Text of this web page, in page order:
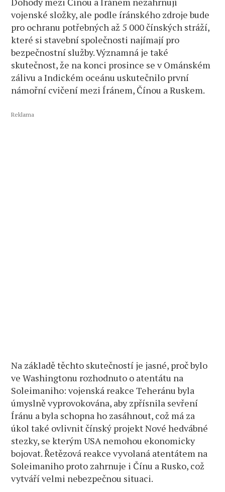
vojenské složky, ale podle íránského zdroje bude
pro ochranu potřebných až 5 000 čínských stráží,
které si stavební společnosti najímají pro
bezpečnostní služby. Významná je také
skutečnost, že na konci prosince se v Ománském
zálivu a Indickém oceánu uskutečnilo první
námořní cvičení mezi Íránem, Čínou a Ruskem.
Reklama
Na základě těchto skutečností je jasné, proč bylo
ve Washingtonu rozhodnuto o atentátu na
Soleimaniho: vojenská reakce Teheránu byla
úmyslně vyprovokována, aby zpřísnila sevření
Íránu a byla schopna ho zasáhnout, což má za
úkol také ovlivnit čínský projekt Nové hedvábné
stezky, se kterým USA nemohou ekonomicky
bojovat. Řetězová reakce vyvolaná atentátem na
Soleimaniho proto zahrnuje i Čínu a Rusko, což
vytváří velmi nebezpečnou situaci.